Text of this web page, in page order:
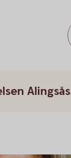
Alingsås